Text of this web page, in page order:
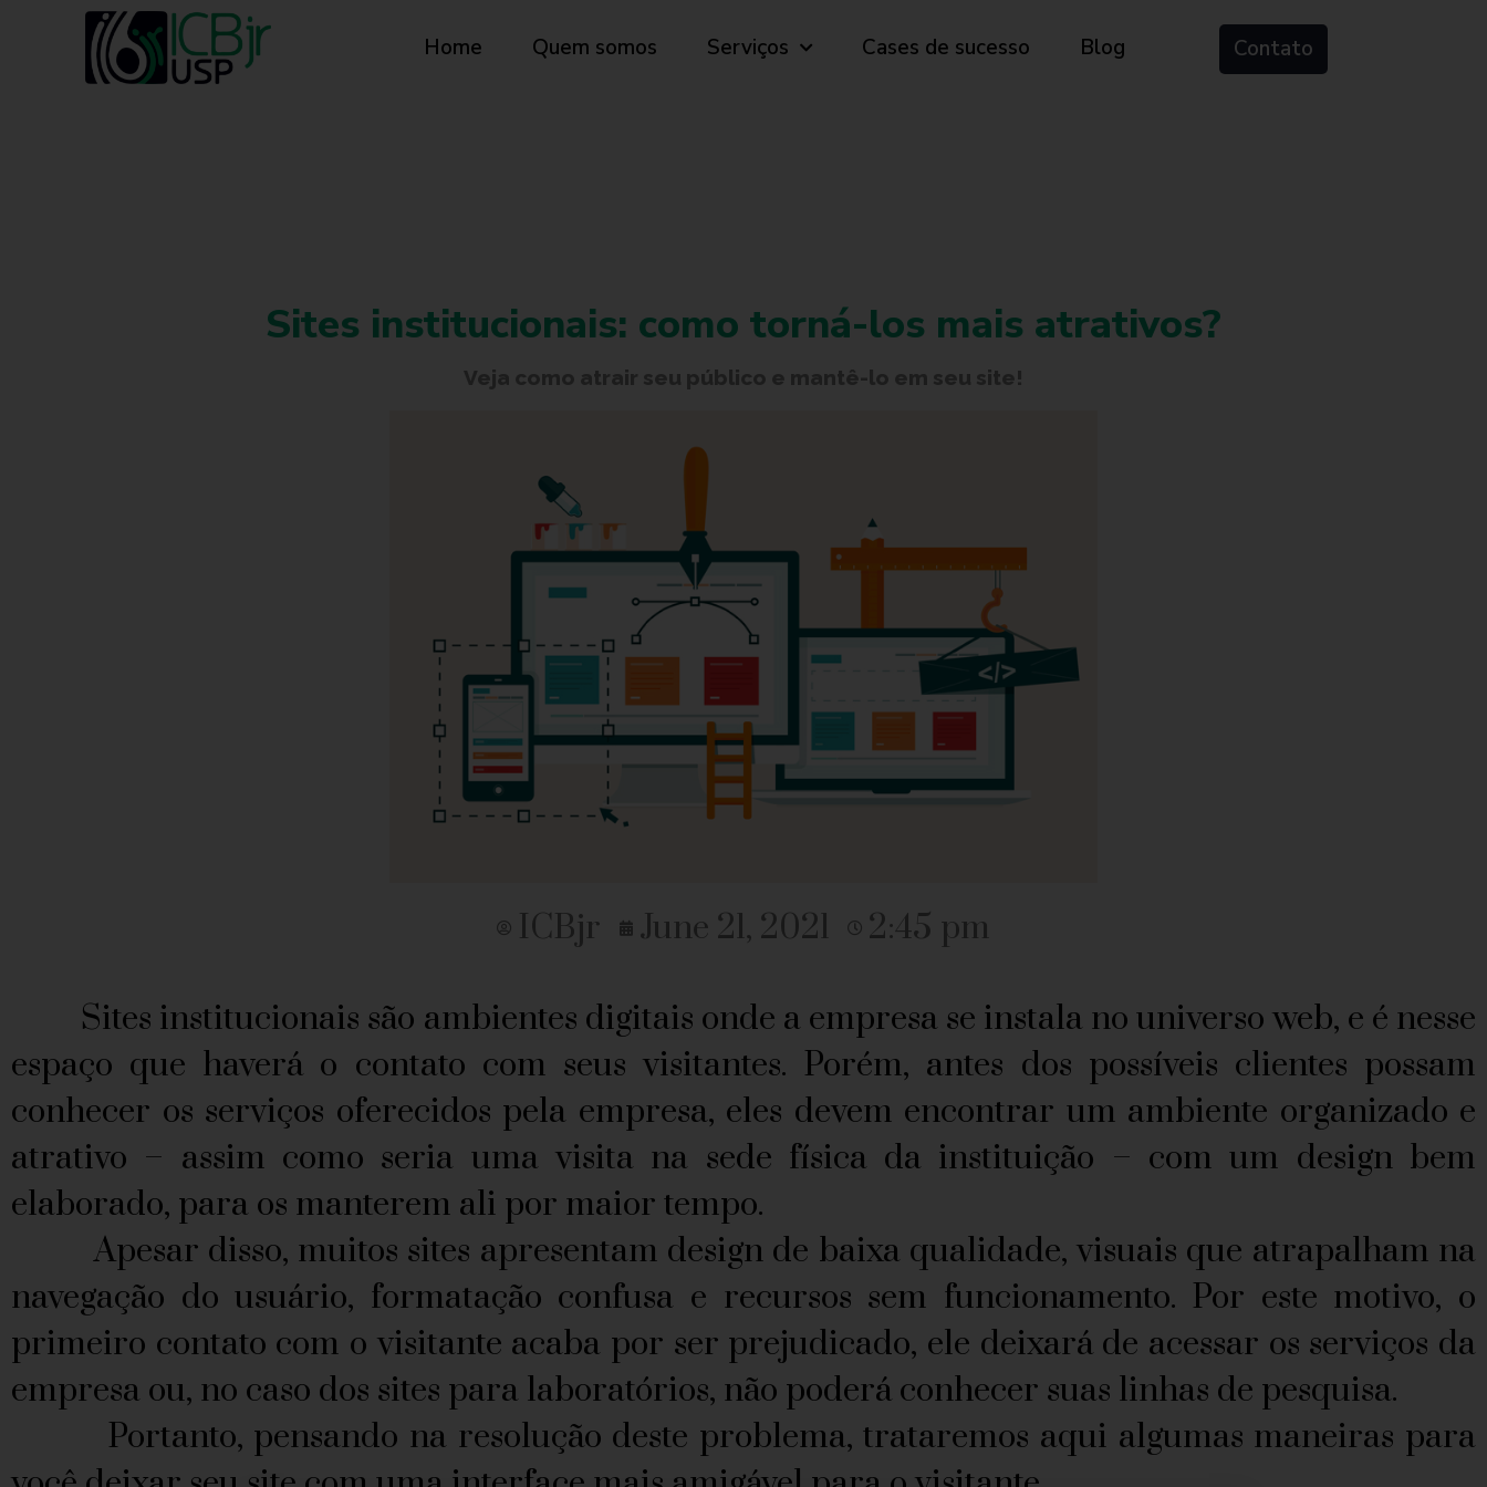
Home Quem somos Serviços Cases de sucesso Blog Contato
Sites institucionais: como torná-los mais atrativos?
ICBjr June 21, 2021 2:45 pm
Sites institucionais são ambientes digitais onde a empresa se instala no universo web, e é nesse
espaço que haverá o contato com seus visitantes. Porém, antes dos possíveis clientes possam
conhecer os serviços oferecidos pela empresa, eles devem encontrar um ambiente organizado e
atrativo – assim como seria uma visita na sede física da instituição – com um design bem
elaborado, para os manterem ali por maior tempo.
Apesar disso, muitos sites apresentam design de baixa qualidade, visuais que atrapalham na
navegação do usuário, formatação confusa e recursos sem funcionamento. Por este motivo, o
primeiro contato com o visitante acaba por ser prejudicado, ele deixará de acessar os serviços da
empresa ou, no caso dos sites para laboratórios, não poderá conhecer suas linhas de pesquisa.
Portanto, pensando na resolução deste problema, trataremos aqui algumas maneiras para